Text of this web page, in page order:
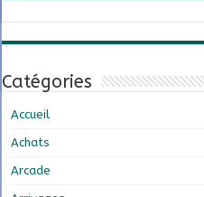
Catégories
Accueil
Achats
Arcade